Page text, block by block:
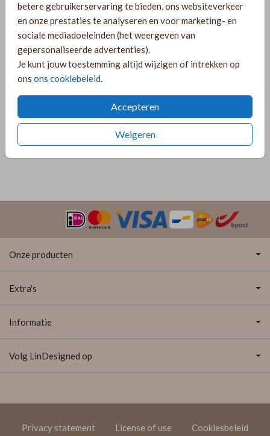
betere gebruikerservaring te bieden, ons websiteverkeer
en onze prestaties te analyseren en voor marketing- en
sociale mediadoeleinden (het weergeven van
gepersonaliseerde advertenties).
Je kunt jouw toestemming altijd wijzigen of intrekken op
ons ons cookiebeleid.
Accepteren
Weigeren
PRODUCTINFORMATIE
OMSCHRIJVING
Bijzonder geboortekaartje voor een meisje met een unieke
COLLECTIE
Rechthoekige labelkaarten
Onze producten
Extra's
Informatie
Volg LinDesigned op
Privacy statement License of use Cookiesbeleid